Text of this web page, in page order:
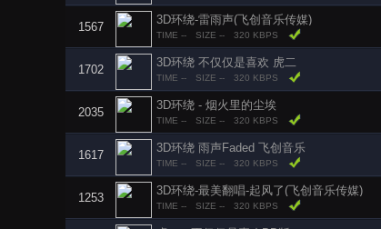
1567
3D环绕-雷雨声(飞创音乐传媒)
TIME -- SIZE -- 320 KBPS
1702
3D环绕 不仅仅是喜欢 虎二
TIME -- SIZE -- 320 KBPS
2035
3D环绕 - 烟火里的尘埃
TIME -- SIZE -- 320 KBPS
1617
3D环绕 雨声Faded 飞创音乐
TIME -- SIZE -- 320 KBPS
1253
3D环绕-最美翻唱-起风了(飞创音乐传媒)
TIME -- SIZE -- 320 KBPS